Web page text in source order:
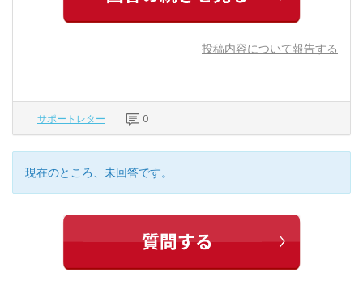
投稿内容について報告する
サポートレター 0
現在のところ、未回答です。